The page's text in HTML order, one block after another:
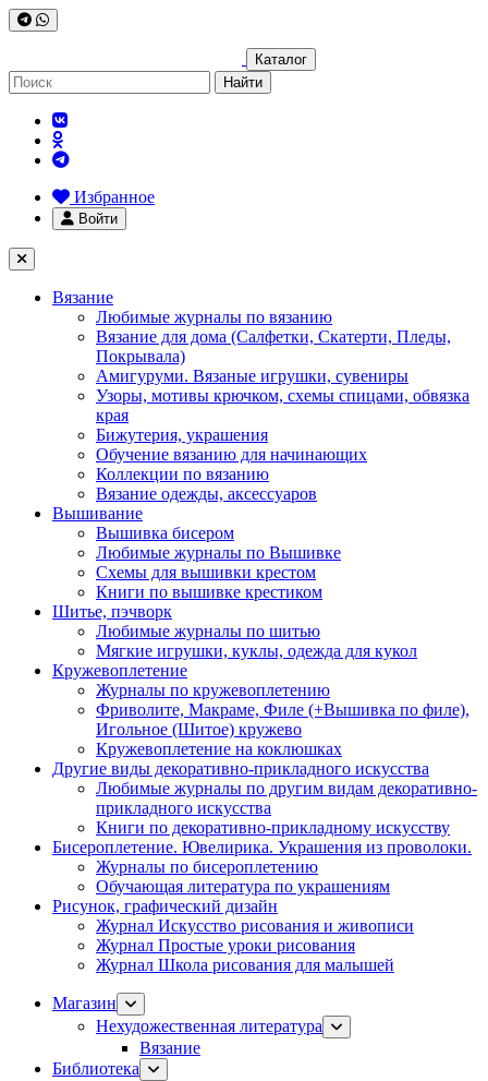
Каталог
Найти
Избранное
Войти
Вязание
Любимые журналы по вязанию
Вязание для дома (Салфетки, Скатерти, Пледы,
Покрывала)
Амигуруми. Вязаные игрушки, сувениры
Узоры, мотивы крючком, схемы спицами, обвязка
края
Бижутерия, украшения
Обучение вязанию для начинающих
Коллекции по вязанию
Вязание одежды, аксессуаров
Вышивание
Вышивка бисером
Любимые журналы по Вышивке
Схемы для вышивки крестом
Книги по вышивке крестиком
Шитье, пэчворк
Любимые журналы по шитью
Мягкие игрушки, куклы, одежда для кукол
Кружевоплетение
Журналы по кружевоплетению
Фриволите, Макраме, Филе (+Вышивка по филе),
Игольное (Шитое) кружево
Кружевоплетение на коклюшках
Другие виды декоративно-прикладного искусства
Любимые журналы по другим видам декоративно-
прикладного искусства
Книги по декоративно-прикладному искусству
Бисероплетение. Ювелирика. Украшения из проволоки.
Журналы по бисероплетению
Обучающая литература по украшениям
Рисунок, графический дизайн
Журнал Искусство рисования и живописи
Журнал Простые уроки рисования
Журнал Школа рисования для малышей
Магазин
Нехудожественная литература
Вязание
Библиотека